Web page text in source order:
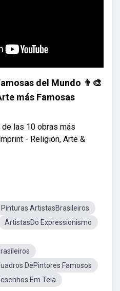
del Mundo 👨‍🎨
más Famosas
las 10 obras más
- Religión, Arte &
Pinturas ArtistasBrasileiros
ArtistasDo Expressionismo
DePintores Famosos
Em Tela